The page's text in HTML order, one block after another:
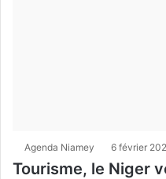
Agenda Niamey 6 février
Tourisme, le Niger